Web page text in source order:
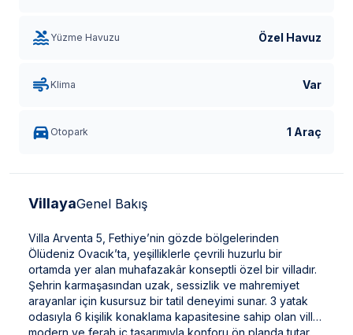
Yüzme Havuzu Özel Havuz
Klima Var
Otopark 1 Araç
VillayaGenel Bakış
Villa Arventa 5, Fethiye’nin gözde bölgelerinden
Ölüdeniz Ovacık’ta, yeşilliklerle çevrili huzurlu bir
ortamda yer alan muhafazakâr konseptli özel bir villadır.
Şehrin karmaşasından uzak, sessizlik ve mahremiyet
arayanlar için kusursuz bir tatil deneyimi sunar. 3 yatak
odasıyla 6 kişilik konaklama kapasitesine sahip olan villa,
modern ve ferah iç tasarımıyla konforu ön planda tutar.